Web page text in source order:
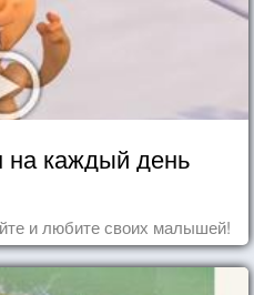
каждый день
и любите своих малышей!